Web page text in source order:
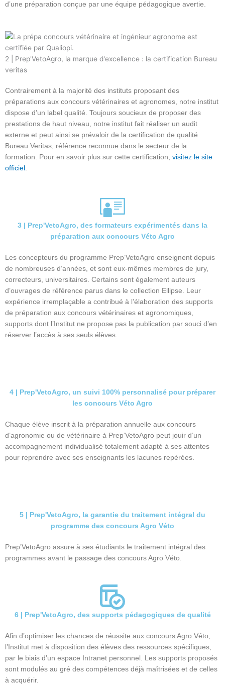
d’une préparation conçue par une équipe pédagogique avertie.
2 | Prep'VetoAgro, la marque d'excellence : la certification Bureau
veritas
Contrairement à la majorité des instituts proposant des
préparations aux concours vétérinaires et agronomes, notre institut
dispose d’un label qualité. Toujours soucieux de proposer des
prestations de haut niveau, notre institut fait réaliser un audit
externe et peut ainsi se prévaloir de la certification de qualité
Bureau Veritas, référence reconnue dans le secteur de la
formation. Pour en savoir plus sur cette certification, visitez le site
officiel
3 | Prep'VetoAgro, des formateurs expérimentés dans la
préparation aux concours Véto Agro
Les concepteurs du programme Prep’VetoAgro enseignent depuis
de nombreuses d’années, et sont eux-mêmes membres de jury,
correcteurs, universitaires. Certains sont également auteurs
d’ouvrages de référence parus dans le collection Ellipse. Leur
expérience irremplaçable a contribué à l’élaboration des supports
de préparation aux concours vétérinaires et agronomiques,
supports dont l’Institut ne propose pas la publication par souci d’en
réserver l’accès à ses seuls élèves.
4 | Prep'VetoAgro, un suivi 100% personnalisé pour préparer
les concours Véto Agro
Chaque élève inscrit à la préparation annuelle aux concours
d’agronomie ou de vétérinaire à Prep’VetoAgro peut jouir d’un
accompagnement individualisé totalement adapté à ses attentes
pour reprendre avec ses enseignants les lacunes repérées.
5 | Prep'VetoAgro, la garantie du traitement intégral du
programme des concours Agro Véto
Prep’VetoAgro assure à ses étudiants le traitement intégral des
programmes avant le passage des concours Agro Véto.
6 | Prep'VetoAgro, des supports pédagogiques de qualité
Afin d’optimiser les chances de réussite aux concours Agro Véto,
l’Institut met à disposition des élèves des ressources spécifiques,
par le biais d’un espace Intranet personnel. Les supports proposés
sont modulés au gré des compétences déjà maîtrisées et de celles
à acquérir.